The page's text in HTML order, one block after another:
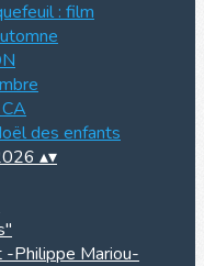
: film
des enfants
▴▾
Philippe Mariou-